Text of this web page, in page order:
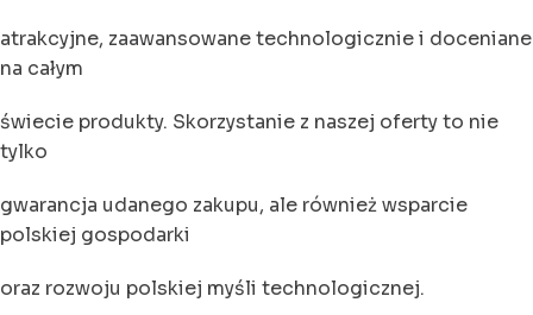
atrakcyjne, zaawansowane technologicznie i doceniane
na całym
świecie produkty. Skorzystanie z naszej oferty to nie
tylko
gwarancja udanego zakupu, ale również wsparcie
polskiej gospodarki
oraz rozwoju polskiej myśli technologicznej.